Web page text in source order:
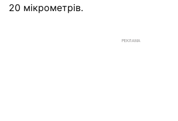
20 мікрометрів.
РЕКЛАМА